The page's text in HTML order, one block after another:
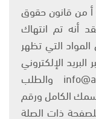
يتم الاستخدام المواد وفقًا للمادة 27 أ من قانون حقوق
كنت تعتقد أنه تم انتهاك
التي تظهر
الإلكتروني
على العنوان التالي: info@ashams.com والطلب
الكامل ورقم
ذات الصلة